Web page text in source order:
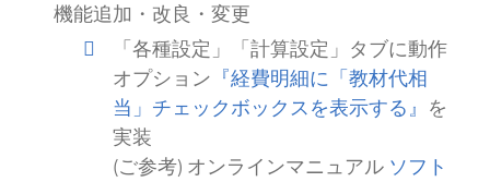
機能追加・改良・変更
「各種設定」「計算設定」タブに動作
オプション 『経費明細に「教材代相
当」チェックボックスを表示する』 を
実装
(ご参考) オンラインマニュアル ソフト